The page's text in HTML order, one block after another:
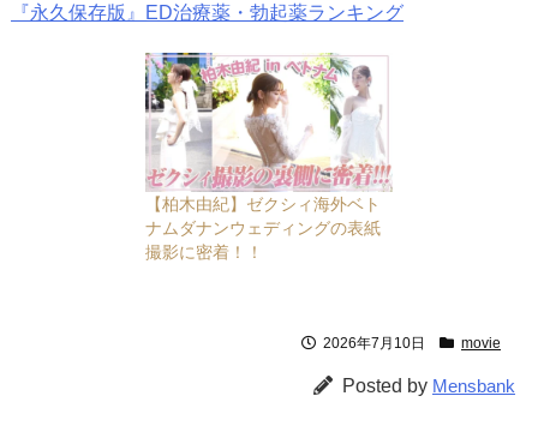
『永久保存版』ED治療薬・勃起薬ランキング
【柏木由紀】ゼクシィ海外ベト
ナムダナンウェディングの表紙
撮影に密着！！
2026年7月10日 movie
Posted by Mensbank